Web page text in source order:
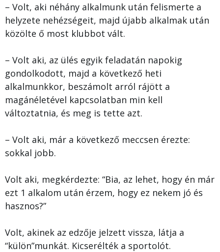
– Volt, aki néhány alkalmunk után felismerte a
helyzete nehézségeit, majd újabb alkalmak után
közölte ő most klubbot vált.
– Volt aki, az ülés egyik feladatán napokig
gondolkodott, majd a következő heti
alkalmunkkor, beszámolt arról rájött a
magánéletével kapcsolatban min kell
változtatnia, és meg is tette azt.
– Volt aki, már a következő meccsen érezte:
sokkal jobb.
Volt aki, megkérdezte: “Bia, az lehet, hogy én már
ezt 1 alkalom után érzem, hogy ez nekem jó és
hasznos?”
Volt, akinek az edzője jelzett vissza, látja a
“külön”munkát. Kicserélték a sportolót.